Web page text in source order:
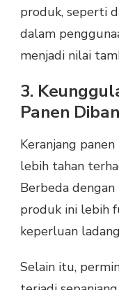
produk, seperti
dalam
menjadi nilai
3.
Panen
Keranjang
lebih tahan
Berbeda
produk ini lebih
keperluan
Selain itu,